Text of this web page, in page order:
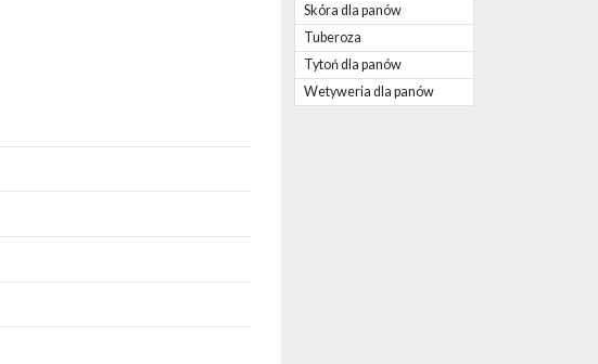
Skóra dla panów
Tuberoza
Tytoń dla panów
Wetyweria dla panów